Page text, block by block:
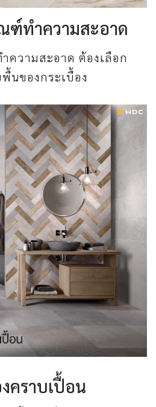
ฑ์ทำความสะอาด
ความสะอาด ต้องเลือก
นของกระเบื้อง
คราบเปื้อน